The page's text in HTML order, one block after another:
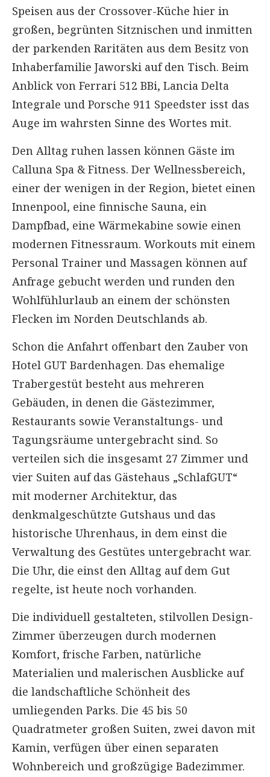
Speisen aus der Crossover-Küche hier in
großen, begrünten Sitznischen und inmitten
der parkenden Raritäten aus dem Besitz von
Inhaberfamilie Jaworski auf den Tisch. Beim
Anblick von Ferrari 512 BBi, Lancia Delta
Integrale und Porsche 911 Speedster isst das
Auge im wahrsten Sinne des Wortes mit.
Den Alltag ruhen lassen können Gäste im
Calluna Spa & Fitness. Der Wellnessbereich,
einer der wenigen in der Region, bietet einen
Innenpool, eine finnische Sauna, ein
Dampfbad, eine Wärmekabine sowie einen
modernen Fitnessraum. Workouts mit einem
Personal Trainer und Massagen können auf
Anfrage gebucht werden und runden den
Wohlfühlurlaub an einem der schönsten
Flecken im Norden Deutschlands ab.
Schon die Anfahrt offenbart den Zauber von
Hotel GUT Bardenhagen. Das ehemalige
Trabergestüt besteht aus mehreren
Gebäuden, in denen die Gästezimmer,
Restaurants sowie Veranstaltungs- und
Tagungsräume untergebracht sind. So
verteilen sich die insgesamt 27 Zimmer und
vier Suiten auf das Gästehaus „SchlafGUT“
mit moderner Architektur, das
denkmalgeschützte Gutshaus und das
historische Uhrenhaus, in dem einst die
Verwaltung des Gestütes untergebracht war.
Die Uhr, die einst den Alltag auf dem Gut
regelte, ist heute noch vorhanden.
Die individuell gestalteten, stilvollen Design-
Zimmer überzeugen durch modernen
Komfort, frische Farben, natürliche
Materialien und malerischen Ausblicke auf
die landschaftliche Schönheit des
umliegenden Parks. Die 45 bis 50
Quadratmeter großen Suiten, zwei davon mit
Kamin, verfügen über einen separaten
Wohnbereich und großzügige Badezimmer.